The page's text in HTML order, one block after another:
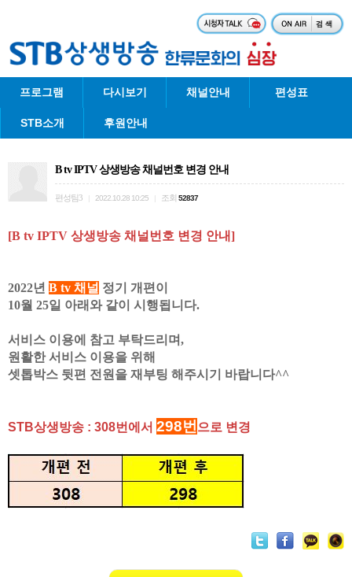
프로그램 다시보기 채널안내 편성표
STB소개 후원안내
B tv IPTV 상생방송 채널번호 변경 안내
편성팀3 2022.10.28 10:25 조회 52837
[B tv IPTV 상생방송 채널번호 변경 안내]
2022년 B tv 채널 정기 개편이
10월 25일 아래와 같이 시행됩니다.
서비스 이용에 참고 부탁드리며,
원활한 서비스 이용을 위해
셋톱박스 뒷편 전원을 재부팅 해주시기 바랍니다^^
STB상생방송 : 308번에서 298번 으로 변경